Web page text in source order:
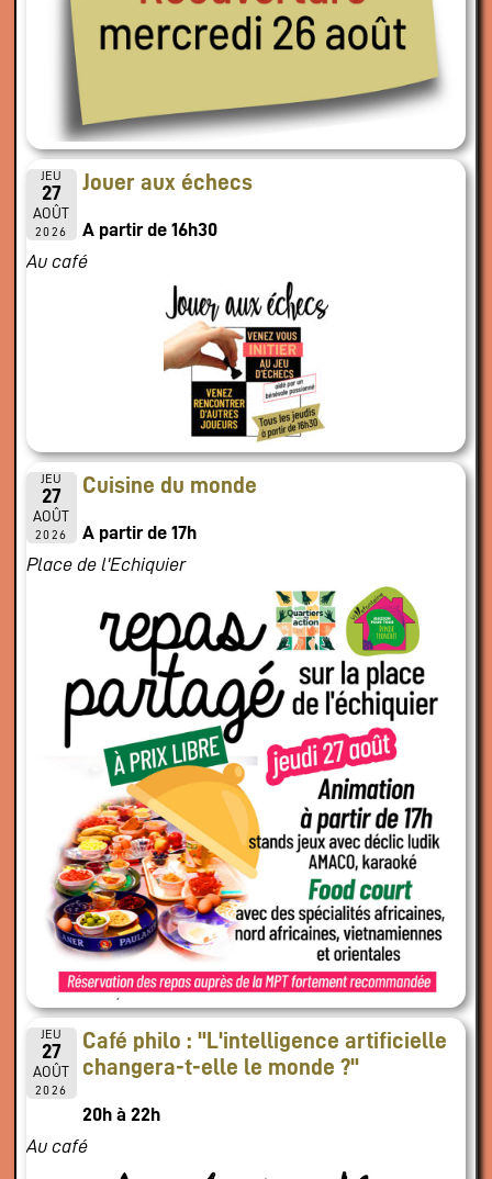
JEU
27
AOÛT
2026
Jouer aux échecs
A partir de 16h30
Au café
JEU
27
AOÛT
2026
Cuisine du monde
A partir de 17h
Place de l'Echiquier
JEU
27
AOÛT
2026
Café philo : "L'intelligence artificielle
changera-t-elle le monde ?"
20h à 22h
Au café